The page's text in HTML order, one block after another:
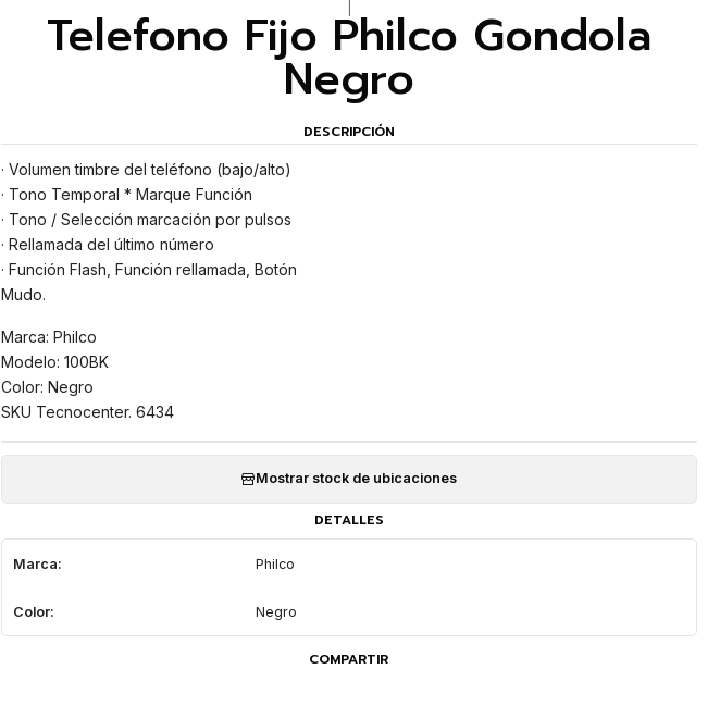
Telefono Fijo Philco Gondola
Negro
DESCRIPCIÓN
· Volumen timbre del teléfono (bajo/alto)
· Tono Temporal * Marque Función
· Tono / Selección marcación por pulsos
· Rellamada del último número
· Función Flash, Función rellamada, Botón
Mudo.
Marca: Philco
Modelo: 100BK
Color: Negro
SKU Tecnocenter. 6434
Mostrar stock de ubicaciones
DETALLES
Marca: Philco
Color: Negro
COMPARTIR